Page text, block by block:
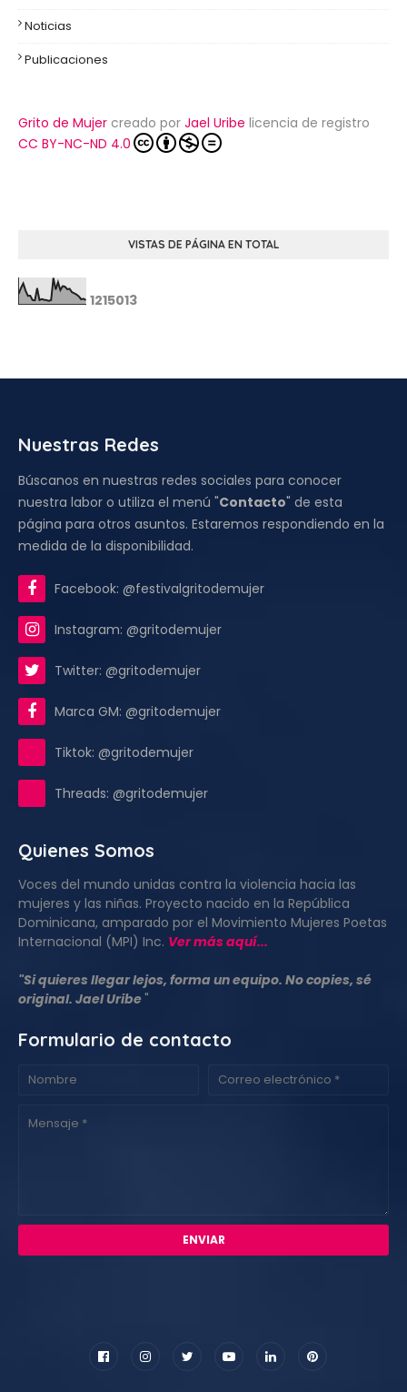
Noticias
Publicaciones
Grito de Mujer creado por Jael Uribe licencia de registro
CC BY-NC-ND 4.0
VISTAS DE PÁGINA EN TOTAL
1215013
Nuestras Redes
Búscanos en nuestras redes sociales para conocer
nuestra labor o utiliza el menú "Contacto" de esta
página para otros asuntos. Estaremos respondiendo en la
medida de la disponibilidad.
Facebook: @festivalgritodemujer
Instagram: @gritodemujer
Twitter: @gritodemujer
Marca GM: @gritodemujer
Tiktok: @gritodemujer
Threads: @gritodemujer
Quienes Somos
Voces del mundo unidas contra la violencia hacia las
mujeres y las niñas. Proyecto nacido en la República
Dominicana, amparado por el Movimiento Mujeres Poetas
Internacional (MPI) Inc. Ver más aquí...
"Si quieres llegar lejos, forma un equipo. No copies, sé
original. Jael Uribe"
Formulario de contacto